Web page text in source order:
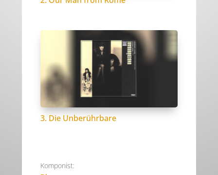
3. Die Unberührbare
Komponist: